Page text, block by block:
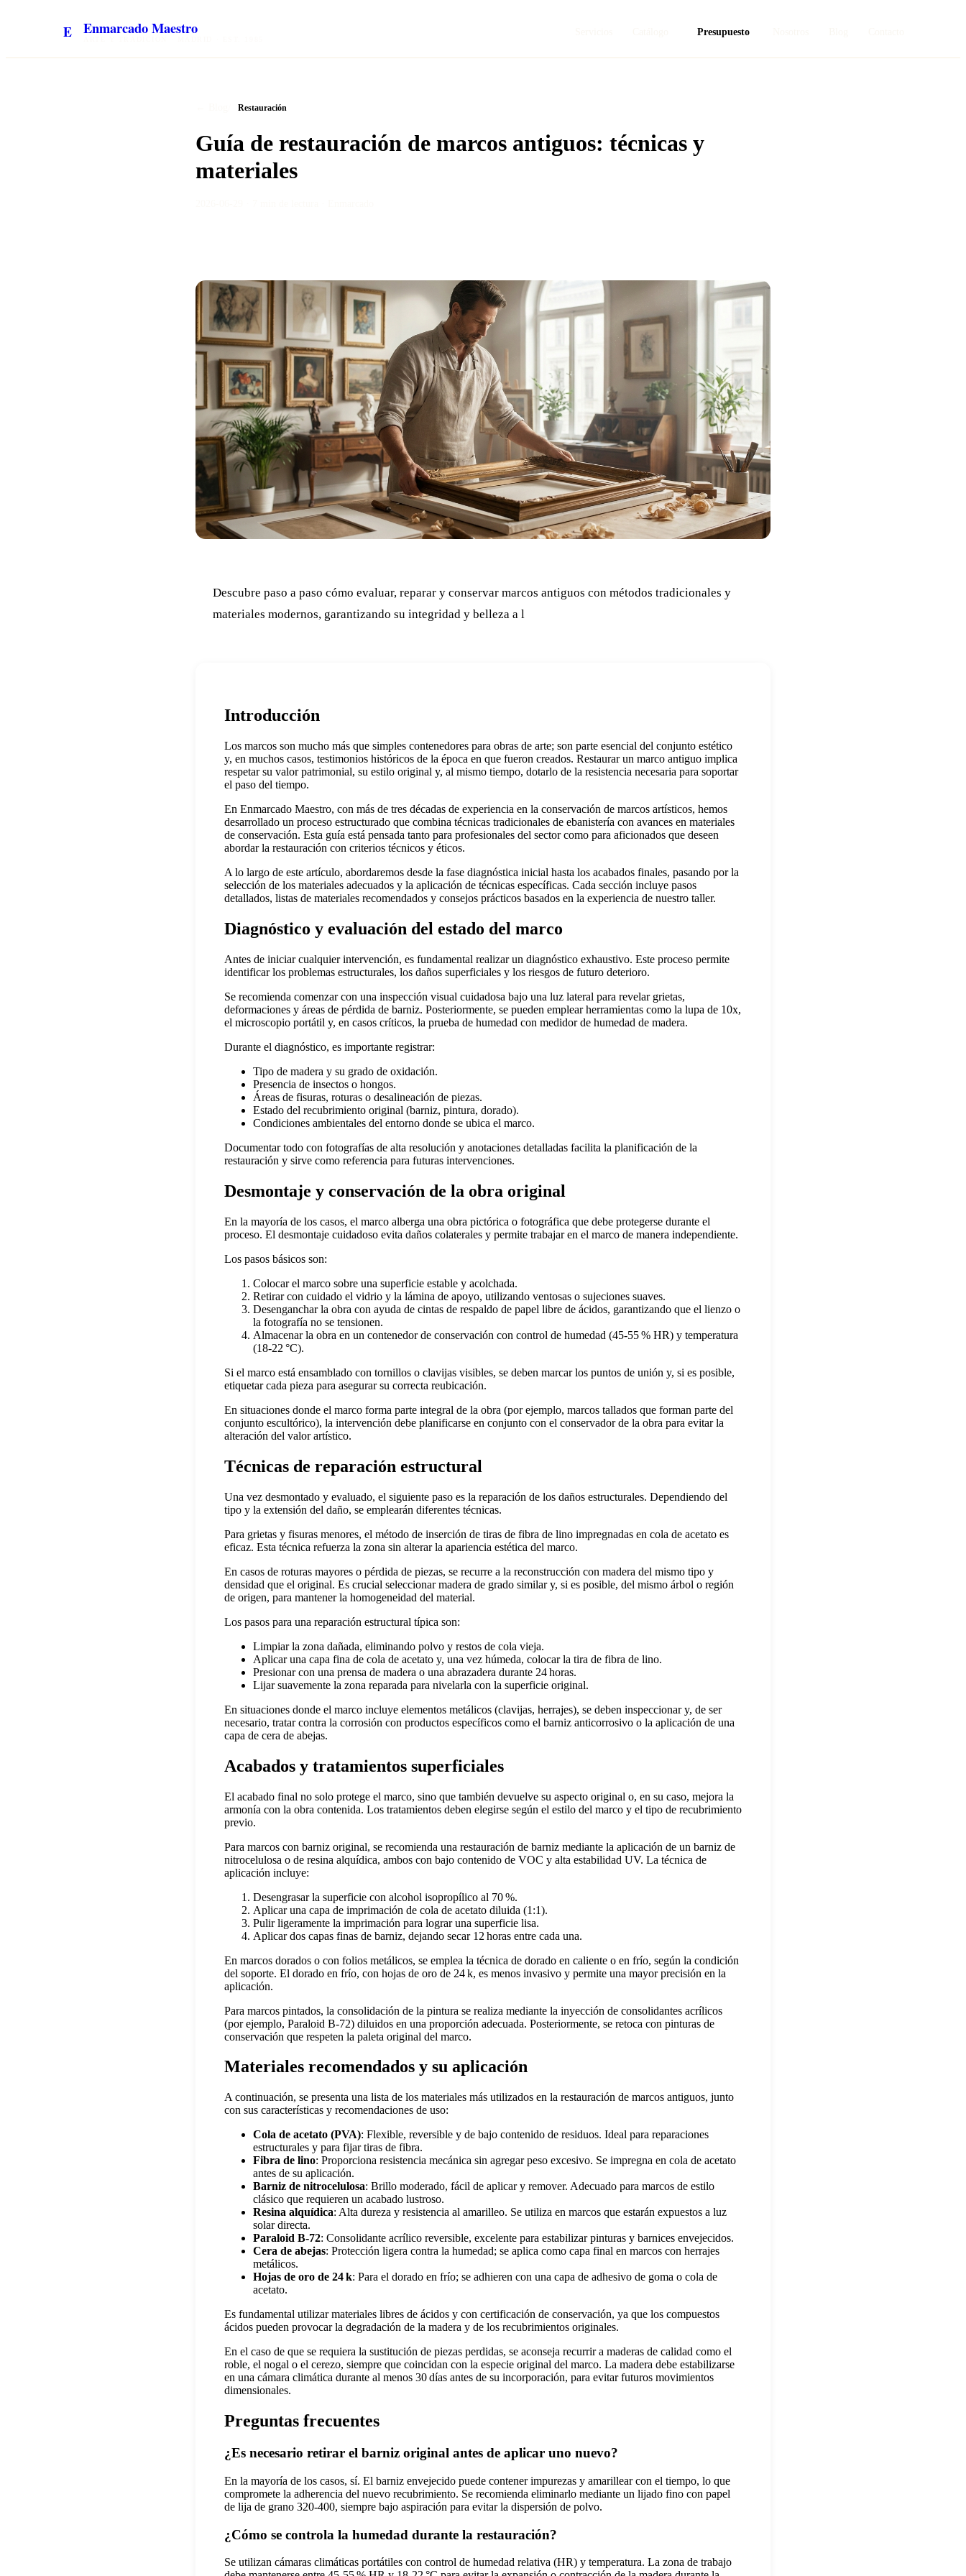
E Enmarcado Maestro Presupuesto
Restauración
Guía de restauración de marcos antiguos: técnicas y
materiales
Descubre paso a paso cómo evaluar, reparar y conservar marcos antiguos con métodos tradicionales y
materiales modernos, garantizando su integridad y belleza a l
Introducción
Los marcos son mucho más que simples contenedores para obras de arte; son parte esencial del conjunto estético
y, en muchos casos, testimonios históricos de la época en que fueron creados. Restaurar un marco antiguo implica
respetar su valor patrimonial, su estilo original y, al mismo tiempo, dotarlo de la resistencia necesaria para soportar
el paso del tiempo.
En Enmarcado Maestro, con más de tres décadas de experiencia en la conservación de marcos artísticos, hemos
desarrollado un proceso estructurado que combina técnicas tradicionales de ebanistería con avances en materiales
de conservación. Esta guía está pensada tanto para profesionales del sector como para aficionados que deseen
abordar la restauración con criterios técnicos y éticos.
A lo largo de este artículo, abordaremos desde la fase diagnóstica inicial hasta los acabados finales, pasando por la
selección de los materiales adecuados y la aplicación de técnicas específicas. Cada sección incluye pasos
detallados, listas de materiales recomendados y consejos prácticos basados en la experiencia de nuestro taller.
Diagnóstico y evaluación del estado del marco
Antes de iniciar cualquier intervención, es fundamental realizar un diagnóstico exhaustivo. Este proceso permite
identificar los problemas estructurales, los daños superficiales y los riesgos de futuro deterioro.
Se recomienda comenzar con una inspección visual cuidadosa bajo una luz lateral para revelar grietas,
deformaciones y áreas de pérdida de barniz. Posteriormente, se pueden emplear herramientas como la lupa de 10x,
el microscopio portátil y, en casos críticos, la prueba de humedad con medidor de humedad de madera.
Durante el diagnóstico, es importante registrar:
Tipo de madera y su grado de oxidación.
Presencia de insectos o hongos.
Áreas de fisuras, roturas o desalineación de piezas.
Estado del recubrimiento original (barniz, pintura, dorado).
Condiciones ambientales del entorno donde se ubica el marco.
Documentar todo con fotografías de alta resolución y anotaciones detalladas facilita la planificación de la
restauración y sirve como referencia para futuras intervenciones.
Desmontaje y conservación de la obra original
En la mayoría de los casos, el marco alberga una obra pictórica o fotográfica que debe protegerse durante el
proceso. El desmontaje cuidadoso evita daños colaterales y permite trabajar en el marco de manera independiente.
Los pasos básicos son:
Colocar el marco sobre una superficie estable y acolchada.
Retirar con cuidado el vidrio y la lámina de apoyo, utilizando ventosas o sujeciones suaves.
Desenganchar la obra con ayuda de cintas de respaldo de papel libre de ácidos, garantizando que el lienzo o
la fotografía no se tensionen.
Almacenar la obra en un contenedor de conservación con control de humedad (45‑55 % HR) y temperatura
(18‑22 °C).
Si el marco está ensamblado con tornillos o clavijas visibles, se deben marcar los puntos de unión y, si es posible,
etiquetar cada pieza para asegurar su correcta reubicación.
En situaciones donde el marco forma parte integral de la obra (por ejemplo, marcos tallados que forman parte del
conjunto escultórico), la intervención debe planificarse en conjunto con el conservador de la obra para evitar la
alteración del valor artístico.
Técnicas de reparación estructural
Una vez desmontado y evaluado, el siguiente paso es la reparación de los daños estructurales. Dependiendo del
tipo y la extensión del daño, se emplearán diferentes técnicas.
Para grietas y fisuras menores, el método de inserción de tiras de fibra de lino impregnadas en cola de acetato es
eficaz. Esta técnica refuerza la zona sin alterar la apariencia estética del marco.
En casos de roturas mayores o pérdida de piezas, se recurre a la reconstrucción con madera del mismo tipo y
densidad que el original. Es crucial seleccionar madera de grado similar y, si es posible, del mismo árbol o región
de origen, para mantener la homogeneidad del material.
Los pasos para una reparación estructural típica son:
Limpiar la zona dañada, eliminando polvo y restos de cola vieja.
Aplicar una capa fina de cola de acetato y, una vez húmeda, colocar la tira de fibra de lino.
Presionar con una prensa de madera o una abrazadera durante 24 horas.
Lijar suavemente la zona reparada para nivelarla con la superficie original.
En situaciones donde el marco incluye elementos metálicos (clavijas, herrajes), se deben inspeccionar y, de ser
necesario, tratar contra la corrosión con productos específicos como el barniz anticorrosivo o la aplicación de una
capa de cera de abejas.
Acabados y tratamientos superficiales
El acabado final no solo protege el marco, sino que también devuelve su aspecto original o, en su caso, mejora la
armonía con la obra contenida. Los tratamientos deben elegirse según el estilo del marco y el tipo de recubrimiento
previo.
Para marcos con barniz original, se recomienda una restauración de barniz mediante la aplicación de un barniz de
nitrocelulosa o de resina alquídica, ambos con bajo contenido de VOC y alta estabilidad UV. La técnica de
aplicación incluye:
Desengrasar la superficie con alcohol isopropílico al 70 %.
Aplicar una capa de imprimación de cola de acetato diluida (1:1).
Pulir ligeramente la imprimación para lograr una superficie lisa.
Aplicar dos capas finas de barniz, dejando secar 12 horas entre cada una.
En marcos dorados o con folios metálicos, se emplea la técnica de dorado en caliente o en frío, según la condición
del soporte. El dorado en frío, con hojas de oro de 24 k, es menos invasivo y permite una mayor precisión en la
aplicación.
Para marcos pintados, la consolidación de la pintura se realiza mediante la inyección de consolidantes acrílicos
(por ejemplo, Paraloid B‑72) diluidos en una proporción adecuada. Posteriormente, se retoca con pinturas de
conservación que respeten la paleta original del marco.
Materiales recomendados y su aplicación
A continuación, se presenta una lista de los materiales más utilizados en la restauración de marcos antiguos, junto
con sus características y recomendaciones de uso:
Cola de acetato (PVA): Flexible, reversible y de bajo contenido de residuos. Ideal para reparaciones
estructurales y para fijar tiras de fibra.
Fibra de lino: Proporciona resistencia mecánica sin agregar peso excesivo. Se impregna en cola de acetato
antes de su aplicación.
Barniz de nitrocelulosa: Brillo moderado, fácil de aplicar y remover. Adecuado para marcos de estilo
clásico que requieren un acabado lustroso.
Resina alquídica: Alta dureza y resistencia al amarilleo. Se utiliza en marcos que estarán expuestos a luz
solar directa.
Paraloid B‑72: Consolidante acrílico reversible, excelente para estabilizar pinturas y barnices envejecidos.
Cera de abejas: Protección ligera contra la humedad; se aplica como capa final en marcos con herrajes
metálicos.
Hojas de oro de 24 k: Para el dorado en frío; se adhieren con una capa de adhesivo de goma o cola de
acetato.
Es fundamental utilizar materiales libres de ácidos y con certificación de conservación, ya que los compuestos
ácidos pueden provocar la degradación de la madera y de los recubrimientos originales.
En el caso de que se requiera la sustitución de piezas perdidas, se aconseja recurrir a maderas de calidad como el
roble, el nogal o el cerezo, siempre que coincidan con la especie original del marco. La madera debe estabilizarse
en una cámara climática durante al menos 30 días antes de su incorporación, para evitar futuros movimientos
dimensionales.
Preguntas frecuentes
¿Es necesario retirar el barniz original antes de aplicar uno nuevo?
En la mayoría de los casos, sí. El barniz envejecido puede contener impurezas y amarillear con el tiempo, lo que
compromete la adherencia del nuevo recubrimiento. Se recomienda eliminarlo mediante un lijado fino con papel
de lija de grano 320‑400, siempre bajo aspiración para evitar la dispersión de polvo.
¿Cómo se controla la humedad durante la restauración?
Se utilizan cámaras climáticas portátiles con control de humedad relativa (HR) y temperatura. La zona de trabajo